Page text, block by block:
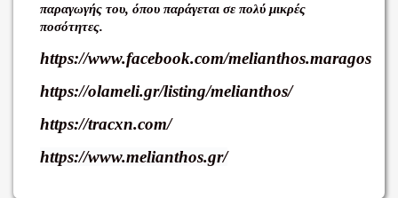
παραγωγής του, όπου παράγεται σε πολύ μικρές
ποσότητες.
https://www.facebook.com/melianthos.maragos
https://olameli.gr/listing/melianthos/
https://tracxn.com/
https://www.melianthos.gr/